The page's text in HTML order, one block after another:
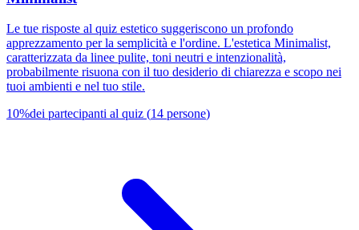
Le tue risposte al quiz estetico suggeriscono un profondo
apprezzamento per la semplicità e l'ordine. L'estetica Minimalist,
caratterizzata da linee pulite, toni neutri e intenzionalità,
probabilmente risuona con il tuo desiderio di chiarezza e scopo nei
tuoi ambienti e nel tuo stile.
10%dei partecipanti al quiz (14 persone)